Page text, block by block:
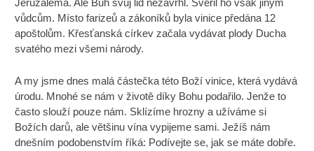
Jeruzaléma. Ale Bůh svůj lid nezavrhl. Svěřil ho však jiným
vůdcům. Místo farizeů a zákoníků byla vinice předána 12
apoštolům. Křesťanská církev začala vydávat plody Ducha
svatého mezi všemi národy.
A my jsme dnes malá částečka této Boží vinice, která vydává
úrodu. Mnohé se nám v životě díky Bohu podařilo. Jenže to
často slouží pouze nám. Sklízíme hrozny a užíváme si
Božích darů, ale většinu vína vypijeme sami. Ježíš nám
dnešním podobenstvím říká: Podívejte se, jak se máte dobře.